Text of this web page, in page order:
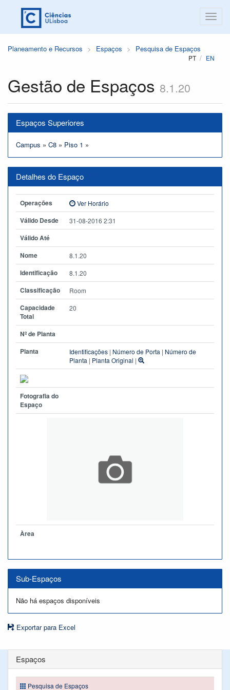
Planeamento e Recursos Espaços Pesquisa de Espaços
PT EN
Gestão de Espaços 8.1.20
Espaços Superiores
Campus » C8 » Piso 1 »
Detalhes do Espaço
Operações Ver Horário
Válido Desde 31-08-2016 2:31
Válido Até
Nome
8.1.20
Identificação 8.1.20
Classificação Room
Capacidade
Total
20
Nº de Planta
Planta
Identificações | Número de Porta | Número de
Planta | Planta Original |
Fotografia do
Espaço
Àrea
Sub-Espaços
Não há espaços disponíveis
Exportar para Excel
Espaços
Pesquisa de Espaços